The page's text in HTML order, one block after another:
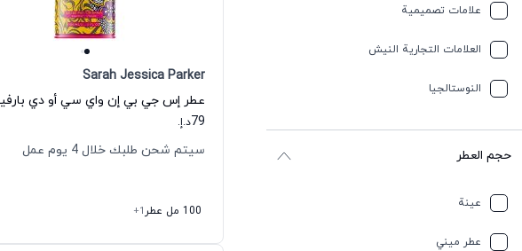
علامات تصميمية
العلامات التجارية النيش
النوستالجيا
حجم العطر
عينة
عطر ميني
Sarah Jessica Parker
79د.إ.
سيتم شحن طلبك خلال 4 يوم عمل
100 مل عطر +1